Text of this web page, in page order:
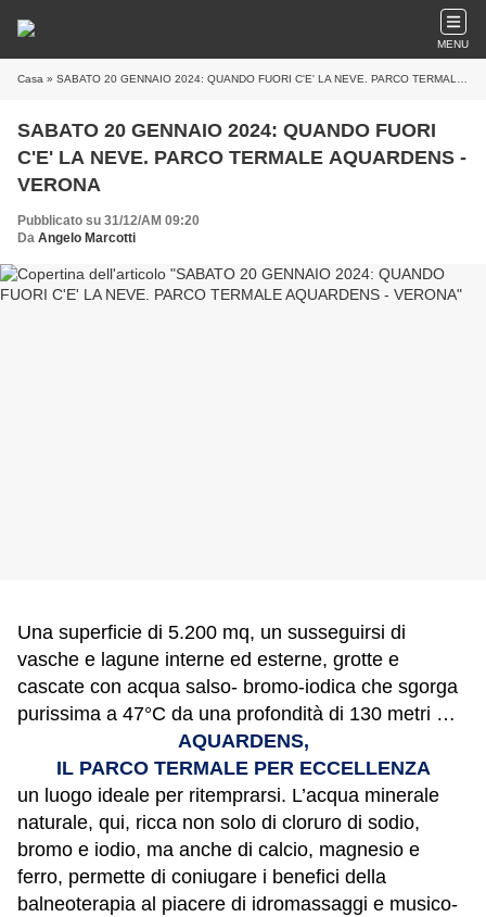
MENU
Casa » SABATO 20 GENNAIO 2024: QUANDO FUORI C'E' LA NEVE. PARCO TERMALE AQUARDENS - VERONA
SABATO 20 GENNAIO 2024: QUANDO FUORI
C'E' LA NEVE. PARCO TERMALE AQUARDENS -
VERONA
Pubblicato su 31/12/AM 09:20
Da Angelo Marcotti
Una superficie di 5.200 mq, un susseguirsi di
vasche e lagune interne ed esterne, grotte e
cascate con acqua salso- bromo-iodica che sgorga
purissima a 47°C da una profondità di 130 metri …
AQUARDENS,
IL PARCO TERMALE PER ECCELLENZA
un luogo ideale per ritemprarsi. L’acqua minerale
naturale, qui, ricca non solo di cloruro di sodio,
bromo e iodio, ma anche di calcio, magnesio e
ferro, permette di coniugare i benefici della
balneoterapia al piacere di idromassaggi e musico-